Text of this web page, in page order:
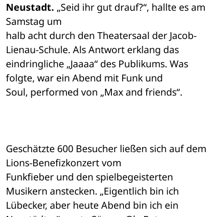
Neustadt. „Seid ihr gut drauf?“, hallte es am
Samstag um
halb acht durch den Theatersaal der Jacob-
Lienau-Schule. Als Antwort erklang das
eindringliche „Jaaaa“ des Publikums. Was
folgte, war ein Abend mit Funk und
Soul, performed von „Max and friends“.
Geschätzte 600 Besucher ließen sich auf dem
Lions-Benefizkonzert vom
Funkfieber und den spielbegeisterten
Musikern anstecken. „Eigentlich bin ich
Lübecker, aber heute Abend bin ich ein